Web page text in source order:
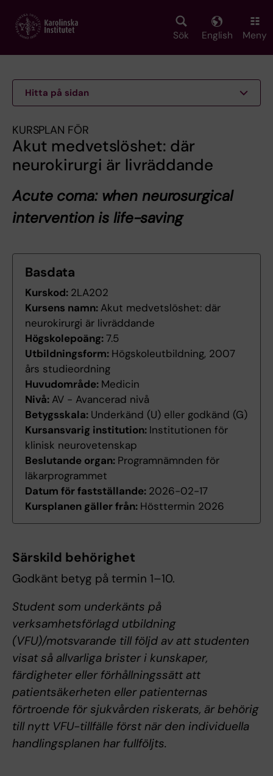
main
Sök English Meny
Hitta på sidan
KURSPLAN FÖR
Akut medvetslöshet: där
neurokirurgi är livräddande
Acute coma: when neurosurgical
intervention is life-saving
Basdata
Kurskod: 2LA202
Kursens namn: Akut medvetslöshet: där
neurokirurgi är livräddande
Högskolepoäng:7.5
Utbildningsform: Högskoleutbildning, 2007
års studieordning
Huvudområde: Medicin
Nivå: AV - Avancerad nivå
Betygsskala: Underkänd (U) eller godkänd (G)
Kursansvarig institution: Institutionen för
klinisk neurovetenskap
Beslutande organ: Programnämnden för
läkarprogrammet
Datum för fastställande: 2026-02-17
Kursplanen gäller från: Hösttermin 2026
Särskild behörighet
Godkänt betyg på termin 1–10.
Student som underkänts på
verksamhetsförlagd utbildning
(VFU)/motsvarande till följd av att studenten
visat så allvarliga brister i kunskaper,
färdigheter eller förhållningssätt att
patientsäkerheten eller patienternas
förtroende för sjukvården riskerats, är behörig
till nytt VFU-tillfälle först när den individuella
handlingsplanen har fullföljts.